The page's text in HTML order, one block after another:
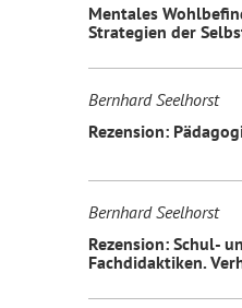
Mentales
Strategien der
Bernhard Seelhorst
Rezension:
Bernhard Seelhorst
Rezension: Schul-
Fachdidaktiken.